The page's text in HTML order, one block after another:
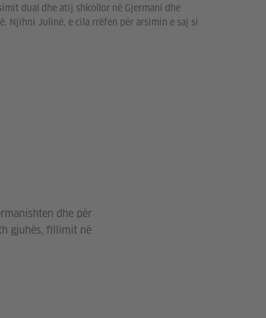
dual dhe atij shkollor në Gjermani dhe
Njihni Julinë, e cila rrëfen për arsimin e saj si
dhe për
gjuhës, fillimit në